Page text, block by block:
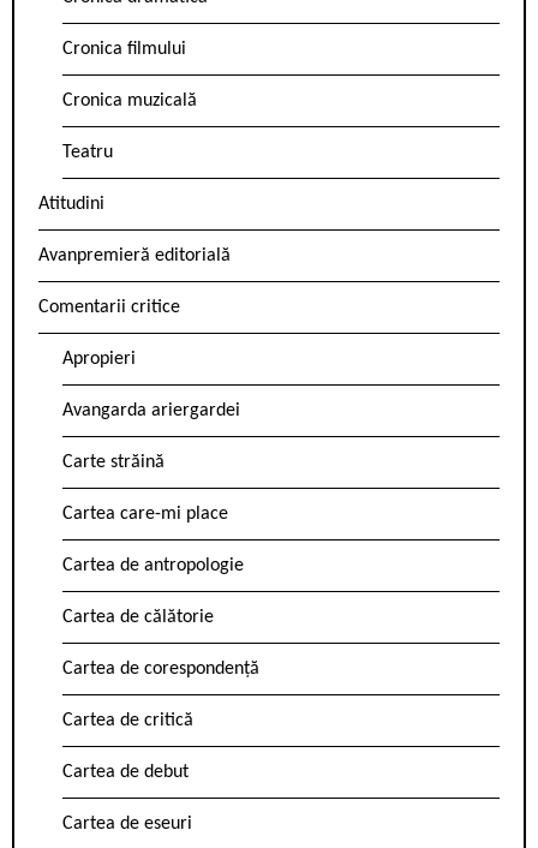
Cronica filmului
Cronica muzicală
Teatru
Atitudini
Avanpremieră editorială
Comentarii critice
Apropieri
Avangarda ariergardei
Carte străină
Cartea care-mi place
Cartea de antropologie
Cartea de călătorie
Cartea de corespondență
Cartea de critică
Cartea de debut
Cartea de eseuri